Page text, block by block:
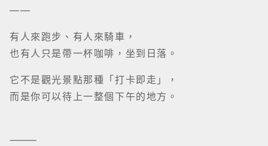
——
有人來跑步、有人來騎車，
也有人只是帶一杯咖啡，坐到日落。
它不是觀光景點那種「打卡即走」，
而是你可以待上一整個下午的地方。
⸻